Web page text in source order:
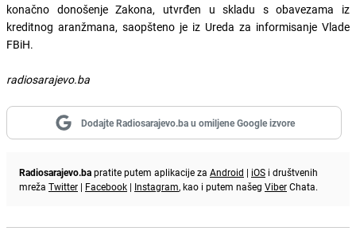
konačno donošenje Zakona, utvrđen u skladu s obavezama iz
kreditnog aranžmana, saopšteno je iz Ureda za informisanje Vlade
FBiH.
radiosarajevo.ba
Dodajte Radiosarajevo.ba u omiljene Google izvore
Radiosarajevo.bapratite putem aplikacije za Android | iOS i društvenih
mreža Twitter | Facebook | Instagram, kao i putem našeg ViberChata.